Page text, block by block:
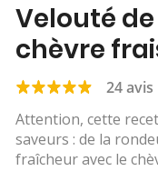
Velouté
chèvre
kale
24 avis
Attention, cette
saveurs : de la
fraîcheur avec le